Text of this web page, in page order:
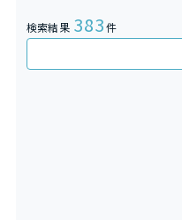
検索結果 383件